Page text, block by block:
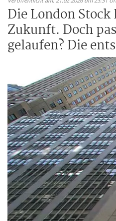
Die London
Zukunft. Doch
gelaufen? Die